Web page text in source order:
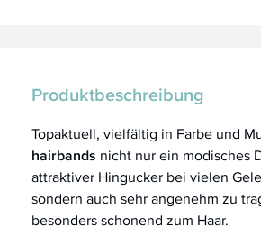
Produktbeschreibung
Topaktuell, vielfältig in Farbe und
hairbands nicht nur ein modisches
attraktiver Hingucker bei vielen
sondern auch sehr angenehm zu
besonders schonend zum Haar.